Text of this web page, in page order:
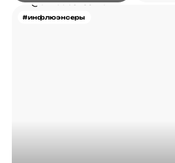
этой неделе
#инфлюэнсеры